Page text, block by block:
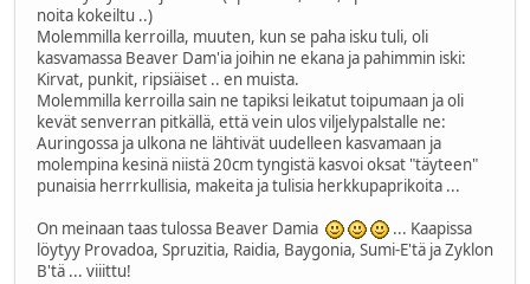
noita kokeiltu ..)
Molemmilla kerroilla, muuten, kun se paha isku tuli, oli
kasvamassa Beaver Dam'ia joihin ne ekana ja pahimmin iski:
Kirvat, punkit, ripsiäiset .. en muista.
Molemmilla kerroilla sain ne tapiksi leikatut toipumaan ja oli
kevät senverran pitkällä, että vein ulos viljelypalstalle ne:
Auringossa ja ulkona ne lähtivät uudelleen kasvamaan ja
molempina kesinä niistä 20cm tyngistä kasvoi oksat "täyteen"
punaisia herrrkullisia, makeita ja tulisia herkkupaprikoita ...
On meinaan taas tulossa Beaver Damia
... Kaapissa
löytyy Provadoa, Spruzitia, Raidia, Baygonia, Sumi-E'tä ja Zyklon
B'tä ... viiittu!